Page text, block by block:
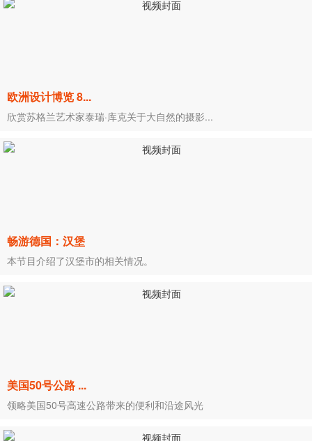
欧洲设计博览 8...
欣赏苏格兰艺术家泰瑞·库克关于大自然的摄影...
畅游德国：汉堡
本节目介绍了汉堡市的相关情况。
美国50号公路 ...
领略美国50号高速公路带来的便利和沿途风光